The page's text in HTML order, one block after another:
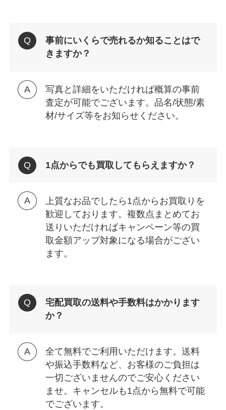
事前にいくらで売れるか知ることはで
きますか？
写真と詳細をいただければ概算の事前
査定が可能でございます。品名/状態/素
材/サイズ等をお知らせください。
1点からでも買取してもらえますか？
上質なお品でしたら1点からお買取りを
歓迎しております。複数点まとめてお
送りいただければキャンペーン等の買
取金額アップ対象になる場合がござい
ます。
宅配買取の送料や手数料はかかります
か？
全て無料でご利用いただけます。送料
や振込手数料など、お客様のご負担は
一切ございませんのでご安心ください
ませ。キャンセルも1点から無料で可能
でございます。